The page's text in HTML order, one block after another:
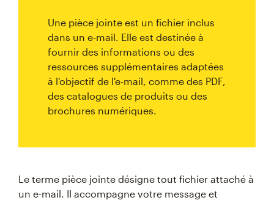
Une pièce jointe est un fichier inclus
dans un e-mail. Elle est destinée à
fournir des informations ou des
ressources supplémentaires adaptées
à l'objectif de l'e-mail, comme des PDF,
des catalogues de produits ou des
brochures numériques.
Le terme pièce jointe désigne tout fichier attaché à
un e-mail. Il accompagne votre message et